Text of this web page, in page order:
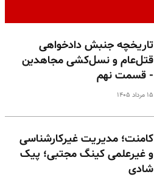
تاریخچه جنبش دادخواهی
قتل‌عام و نسل‌کشی مجاهدین
- قسمت نهم
۱۵ مرداد ۱۴۰۵
کامنت؛ مدیریت غیرکارشناسی
و غیرعلمی کینگ مجتبی؛ پیک
شادی